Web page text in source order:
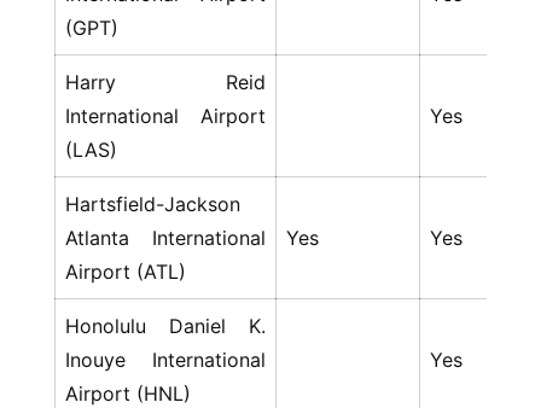
(GPT)
Harry Reid
International Airport
(LAS)
Yes
Hartsfield-Jackson
Atlanta International
Airport (ATL)
Yes Yes
Honolulu Daniel K.
Inouye International
Airport (HNL)
Yes